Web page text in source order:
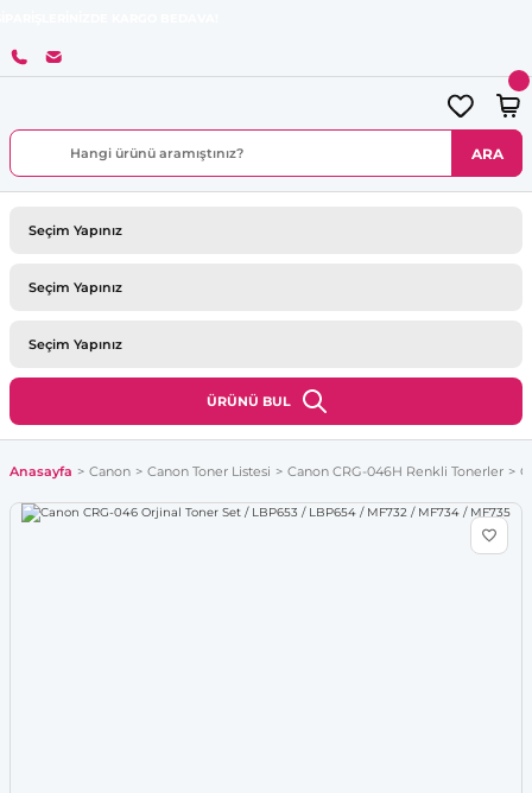
ARA
ÜRÜNÜ BUL
Anasayfa Canon Canon Toner Listesi Canon CRG-046H Renkli Tonerler